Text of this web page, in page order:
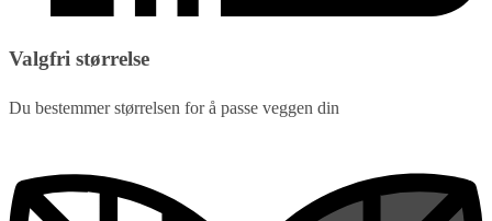
Valgfri størrelse
Du bestemmer størrelsen for å passe veggen din